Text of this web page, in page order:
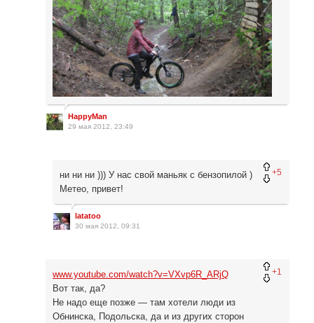
HappyMan
29 мая 2012, 23:49
+5
ни ни ни ))) У нас свой маньяк с бензопилой )
Метео, привет!
latatoo
30 мая 2012, 09:31
+1
www.youtube.com/watch?v=VXvp6R_ARjQ
Вот так, да?
Не надо еще позже — там хотели люди из
Обнинска, Подольска, да и из других сторон